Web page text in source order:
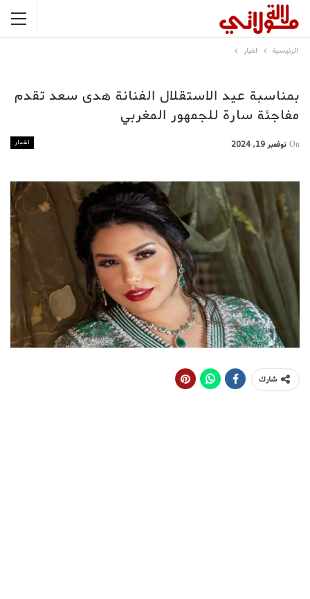
الرئيسية اخبار
بمناسبة عيد الاستقلال الفنانة هدى سعد تقدم
مفاجئة سارة للجمهور المغربي
اخبار On نوفمبر 19, 2024
شارك